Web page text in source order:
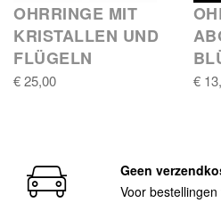
OHRRINGE MIT
KRISTALLEN UND
FLÜGELN
€ 25,00 €
Geen
Voor